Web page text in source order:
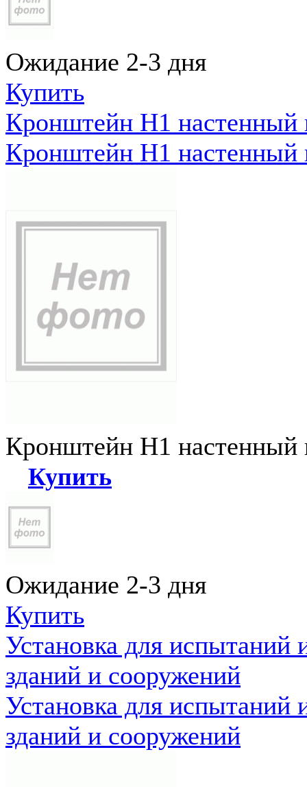
Ожидание 2-3 дня
Купить
Кронштейн Н1
Кронштейн Н1
Кронштейн Н1
Купить
Ожидание 2-3 дня
Купить
Установка для испытаний
зданий и сооружений
Установка для испытаний
зданий и сооружений